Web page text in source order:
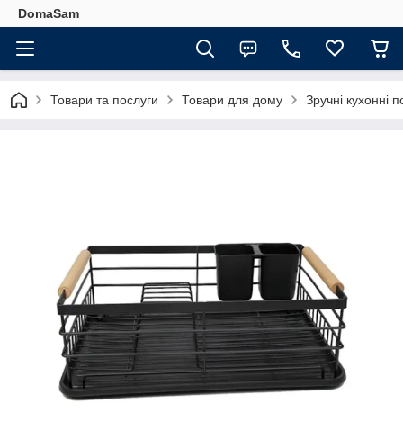
DomaSam
Товари та послуги Товари для дому Зручні кухонні